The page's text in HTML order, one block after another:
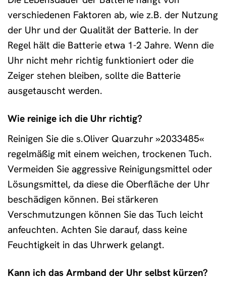
verschiedenen Faktoren ab, wie z.B. der Nutzung
der Uhr und der Qualität der Batterie. In der
Regel hält die Batterie etwa 1-2 Jahre. Wenn die
Uhr nicht mehr richtig funktioniert oder die
Zeiger stehen bleiben, sollte die Batterie
ausgetauscht werden.
Wie reinige ich die Uhr richtig?
Reinigen Sie die s.Oliver Quarzuhr »2033485«
regelmäßig mit einem weichen, trockenen Tuch.
Vermeiden Sie aggressive Reinigungsmittel oder
Lösungsmittel, da diese die Oberfläche der Uhr
beschädigen können. Bei stärkeren
Verschmutzungen können Sie das Tuch leicht
anfeuchten. Achten Sie darauf, dass keine
Feuchtigkeit in das Uhrwerk gelangt.
Kann ich das Armband der Uhr selbst kürzen?